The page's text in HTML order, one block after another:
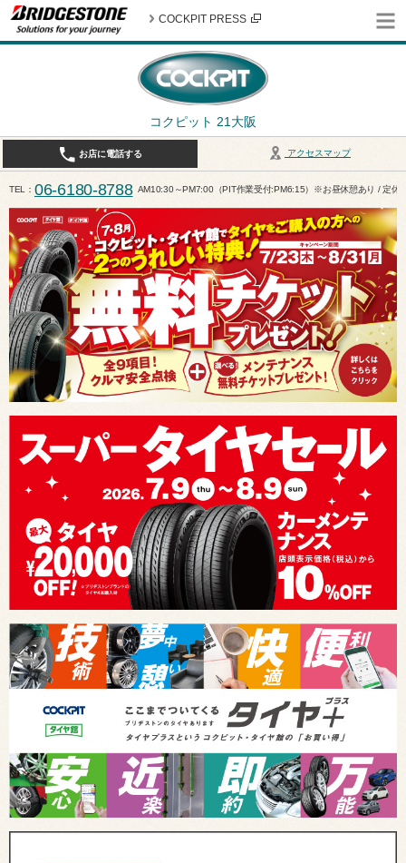
コクピット 21大阪
COCKPIT PRESS
アクセスマップ
お店に電話する
TEL 06-6180-8788 AM10:30～PM7:00（PIT作業受付:PM6:15）※お昼休憩あり / 定休